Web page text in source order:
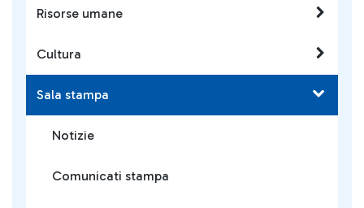
Risorse umane
Cultura
Sala stampa
Notizie
Comunicati stampa